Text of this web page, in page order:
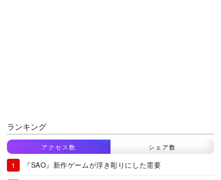
ランキング
アクセス数 シェア数
『SAO』新作ゲームが浮き彫りにした需要